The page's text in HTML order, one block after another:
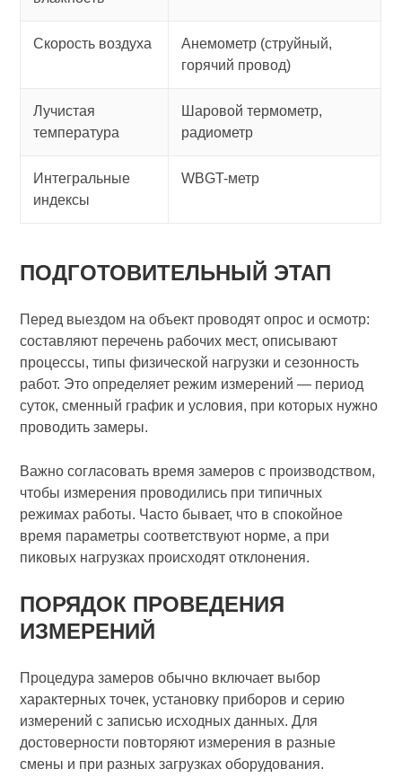
Скорость воздуха
Анемометр (струйный,
горячий провод)
Лучистая
температура
Шаровой термометр,
радиометр
Интегральные
индексы
WBGT-метр
ПОДГОТОВИТЕЛЬНЫЙ ЭТАП
Перед выездом на объект проводят опрос и осмотр:
составляют перечень рабочих мест, описывают
процессы, типы физической нагрузки и сезонность
работ. Это определяет режим измерений — период
суток, сменный график и условия, при которых нужно
проводить замеры.
Важно согласовать время замеров с производством,
чтобы измерения проводились при типичных
режимах работы. Часто бывает, что в спокойное
время параметры соответствуют норме, а при
пиковых нагрузках происходят отклонения.
ПОРЯДОК ПРОВЕДЕНИЯ
ИЗМЕРЕНИЙ
Процедура замеров обычно включает выбор
характерных точек, установку приборов и серию
измерений с записью исходных данных. Для
достоверности повторяют измерения в разные
смены и при разных загрузках оборудования.